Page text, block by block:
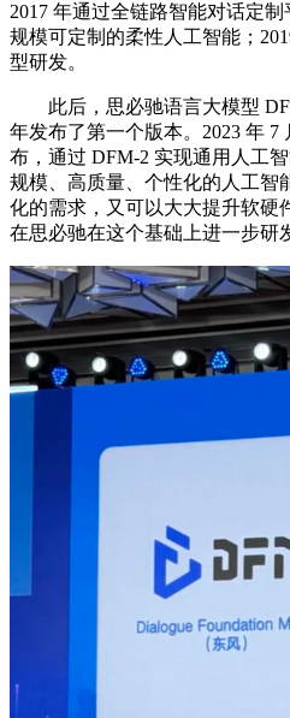
2017 年通过全链路智能对话定
规模可定制的柔性人工智能；
型研发。
此后，思必驰语言大模型
年发布了第一个版本。2023 年 7
布，通过 DFM-2 实现通用人工
规模、高质量、个性化的人工智
化的需求，又可以大大提升软硬
在思必驰在这个基础上进一步研